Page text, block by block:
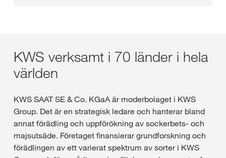
KWS verksamt i 70 länder i hela
världen
KWS SAAT SE & Co. KGaA är moderbolaget i KWS
Group. Det är en strategisk ledare och hanterar bland
annat förädling och uppförökning av sockerbets- och
majsutsäde. Företaget finansierar grundforskning och
förädlingen av ett varierat spektrum av sorter i KWS